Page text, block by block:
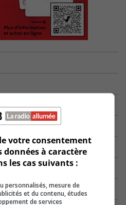
votre consentement
à caractère
les cas suivants :
personnalisés, mesure de
et du contenu, études
de services